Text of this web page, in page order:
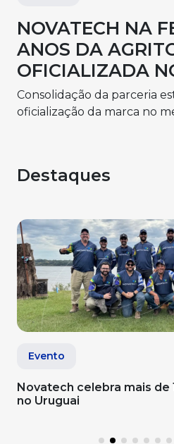
NOVATECH NA
ANOS DA
OFICIALIZADA
Consolidação da parceria
oficialização da marca no
Destaques
Evento
Novatech celebra mais de
no Uruguai